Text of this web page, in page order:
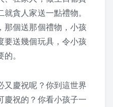
貪人家送一點禮物。
那個送那個禮物，小孩
要送幾個玩具，令小孩
。
又慶祝呢？你到這世界
慶祝的？你看小孩子一